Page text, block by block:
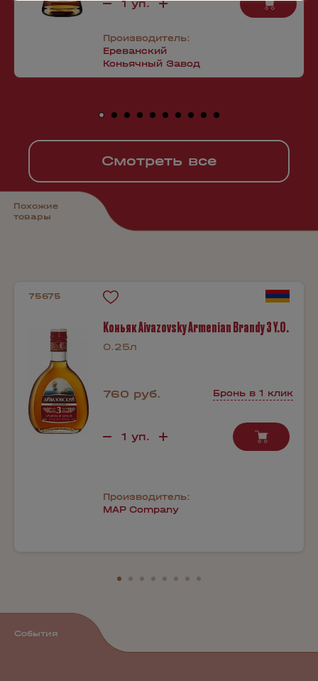
Производитель:
Ереванский
Коньячный Завод
Смотреть все
Похожие
товары
75675
Коньяк Aivazovsky Armenian Brandy 3 Y.O.
0.25л
760 руб. Бронь в 1 клик
Производитель:
MAP Company
События